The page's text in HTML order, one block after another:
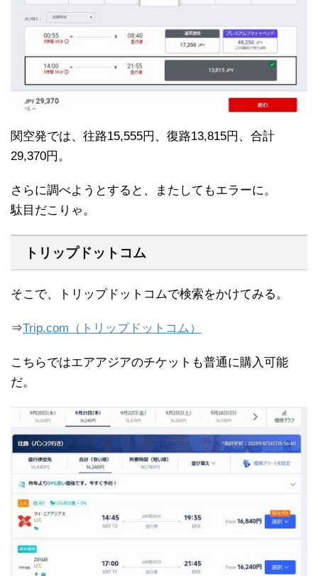
関空発では、往路15,555円、復路13,815円、合計
29,370円。
さらに調べようとすると、またしてもエラーに。
駄目だこりゃ。
トリップドットコム
そこで、トリップドットコムで検索をかけてみる。
⇒Trip.com（トリップドットコム）
こちらではエアアジアのチケットも普通に購入可能
だ。